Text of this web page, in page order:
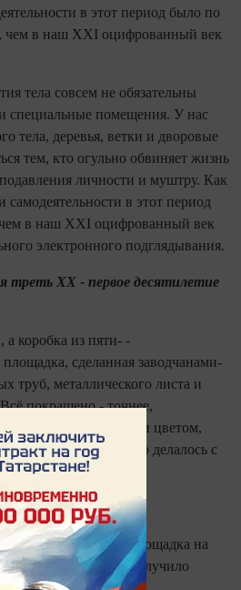
в этот период было по
чем в наш XXI оцифрованный век
тела совсем не обязательны
специальные помещения. У нас
тела, деревья, ветки и дворовые
тем, кто огульно обвиняет жизнь
личности и муштру. Как
самодеятельности в этот период
в наш XXI оцифрованный век
электронного подглядывания.
треть XX - первое десятилетие
коробка из пяти- -
сделанная заводчанами-
труб, металлического листа и
покрашено - точнее,
с качеством и цветом,
хочется, но всё это делалось с
времени детская площадка на
это место города получило